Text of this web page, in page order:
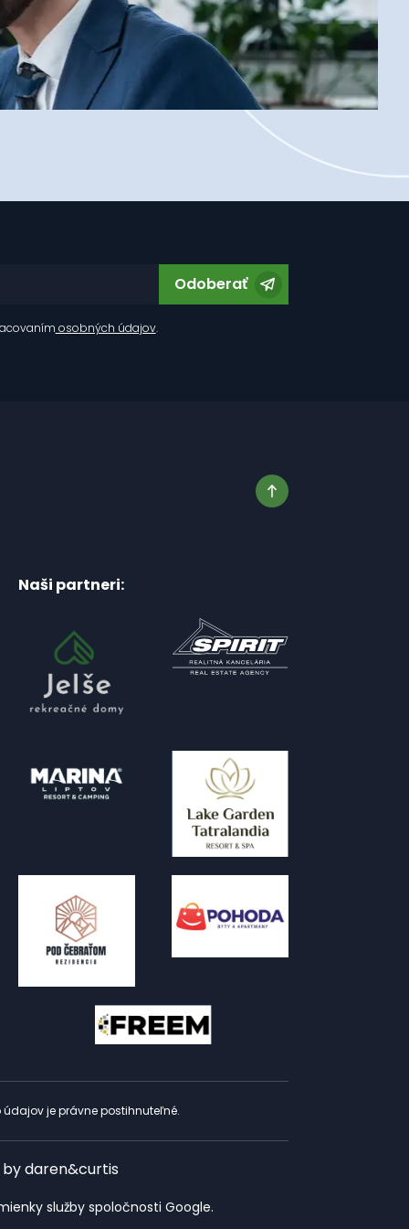
Odoberať
osobných údajov.
Naši partneri:
je právne postihnuteľné.
bydaren&curtis
službyspoločnosti Google.